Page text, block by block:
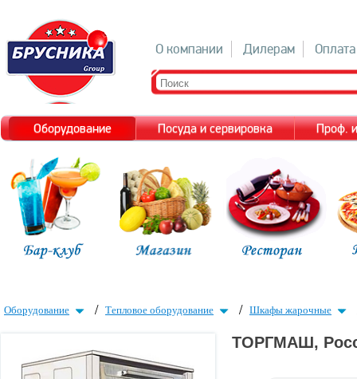
О компании Дилерам Оплата
Оборудование Посуда и сервировка Проф.
Оборудование / Тепловое оборудование / Шкафы жарочные
ТОРГМАШ,